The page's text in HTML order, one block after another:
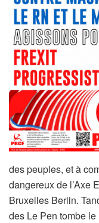
des peuples, et à
dangereux de l’Axe
Bruxelles Berlin.
des Le Pen tombe